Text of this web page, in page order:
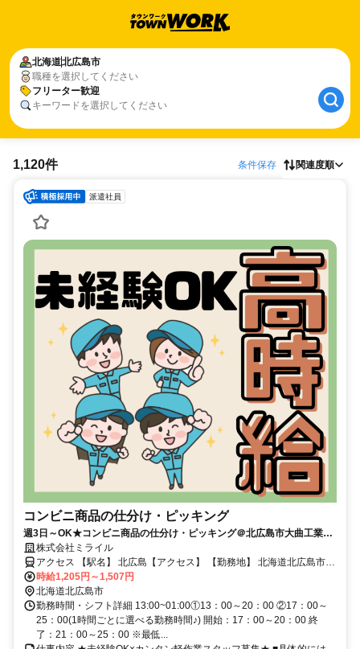
北海道北広島市
職種を選択してください
フリーター歓迎
キーワードを選択してください
1,120件 条件保存 関連度順
派遣社員
コンビニ商品の仕分け・ピッキング
週3日～OK★コンビニ商品の仕分け・ピッキング＠北広島市大曲工業団
地★10～70代の男女活躍中！無料送迎あり/履歴書&来社不要のかんたん
WEB登録！（JP）/№116
株式会社ミライル
アクセス 【駅名】 北広島【アクセス】 【勤務地】 北海道北広島市大
曲工業団地 ※車通勤可能（無料駐車場あり） ※福住駅・大谷地駅・
清田区周辺の送迎あり 【株式会社ミライル札幌第二支店】 〒060-
0002 北海道札幌市中央区北2条西3丁目1－21 札幌北2条ビル7F ※さ
っぽろ駅徒歩3分、大通駅徒歩5分 ※履歴書も来社も不要のWEB登録
開催中！
時給1,205円～1,507円
北海道北広島市
勤務時間・シフト詳細 13:00~01:00①13：00～20：00 ②17：00～
25：00(1時間ごとに選べる勤務時間♪) 開始：17：00～20：00 終
了：21：00～25：00 ※最低...